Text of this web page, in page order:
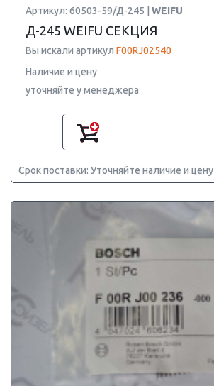
Артикул: 60503-59/Д-245 | WEIFU
Д-245 WEIFU СЕКЦИЯ
Вы искали артикул F00RJ02540
Наличие и цену
уточняйте у менеджера
Срок поставки: Уточняйте наличие и цену